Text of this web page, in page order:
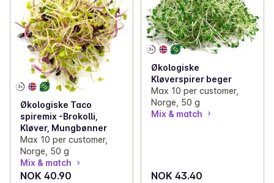
Økologiske Taco
spiremix -Brokolli,
Kløver, Mungbønner
Max 10 per customer,
Norge, 50 g
Mix & match
NOK 40.90
Økologiske
Kløverspirer beger
Max 10 per customer,
Norge, 50 g
Mix & match
NOK 43.40